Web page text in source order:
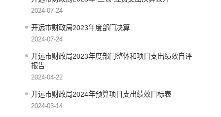
开远市统计局
开远市政务服务管理局
开远市供销合作社联合社
开远市搬迁安置办公室
开远市检验检测所
2024-07-24
开远市财政局2023年度部门决算
2024-07-24
开远市财政局2023年度部门整体和项目支出绩效自评
报告
2024-04-22
开远市财政局2024年预算项目支出绩效目标表
2024-03-14